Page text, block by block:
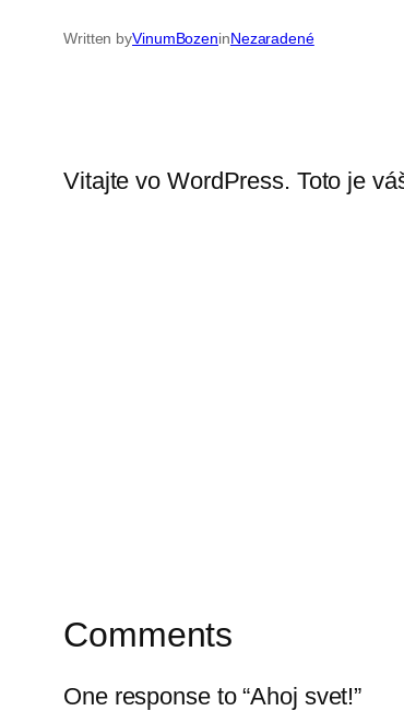
Written byVinumBozeninNezaradené
Vitajte vo WordPress. Toto je
Comments
One response to “Ahoj svet!”